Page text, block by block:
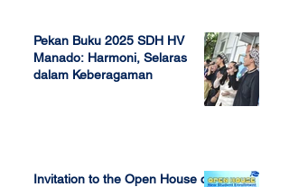
Pekan Buku 2025 SDH HV
Manado: Harmoni, Selaras
dalam Keberagaman
Invitation to the Open House of